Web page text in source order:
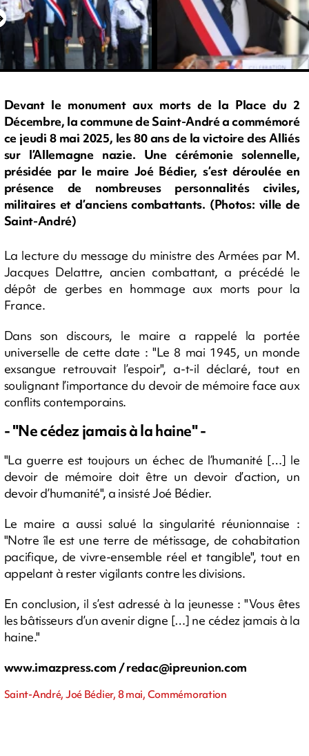
Devant le monument aux morts de la Place du 2
Décembre, la commune de Saint-André a commémoré
ce jeudi 8 mai 2025, les 80 ans de la victoire des Alliés
sur l’Allemagne nazie. Une cérémonie solennelle,
présidée par le maire Joé Bédier, s’est déroulée en
présence de nombreuses personnalités civiles,
militaires et d’anciens combattants. (Photos: ville de
Saint-André)
La lecture du message du ministre des Armées par M.
Jacques Delattre, ancien combattant, a précédé le
dépôt de gerbes en hommage aux morts pour la
France.
Dans son discours, le maire a rappelé la portée
universelle de cette date : "Le 8 mai 1945, un monde
exsangue retrouvait l’espoir", a-t-il déclaré, tout en
soulignant l’importance du devoir de mémoire face aux
conflits contemporains.
- "Ne cédez jamais à la haine" -
"La guerre est toujours un échec de l’humanité […] le
devoir de mémoire doit être un devoir d’action, un
devoir d’humanité", a insisté Joé Bédier.
Le maire a aussi salué la singularité réunionnaise :
"Notre île est une terre de métissage, de cohabitation
pacifique, de vivre-ensemble réel et tangible", tout en
appelant à rester vigilants contre les divisions.
En conclusion, il s’est adressé à la jeunesse : "Vous êtes
les bâtisseurs d’un avenir digne […] ne cédez jamais à la
haine."
www.imazpress.com /redac@ipreunion.com
Saint-André, Joé Bédier, 8 mai, Commémoration